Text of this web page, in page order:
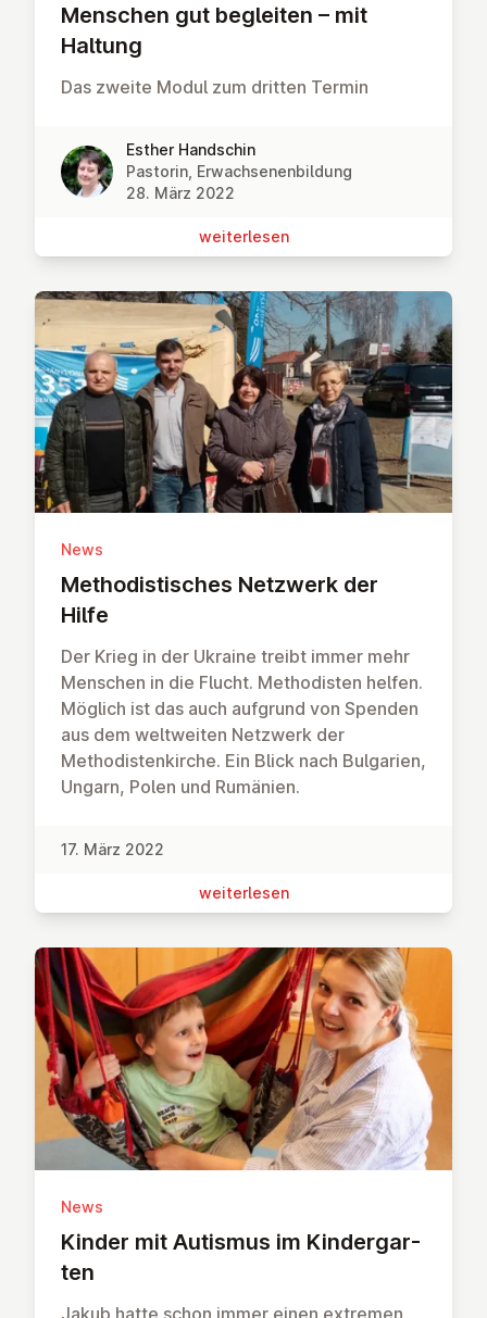
Menschen gut begleiten – mit
Haltung
Das zweite Modul zum dritten Termin
Esther Handschin
Pastorin, Erwachsenenbildung
28. März 2022
wei­ter­le­sen
News
Me­tho­dis­ti­sches Netzwerk der
Hilfe
Der Krieg in der Ukraine treibt immer mehr
Menschen in die Flucht. Methodisten helfen.
Möglich ist das auch aufgrund von Spenden
aus dem weltweiten Netzwerk der
Methodistenkirche. Ein Blick nach Bulgarien,
Ungarn, Polen und Rumänien.
17. März 2022
wei­ter­le­sen
News
Kinder mit Autismus im Kin­der­gar­
ten